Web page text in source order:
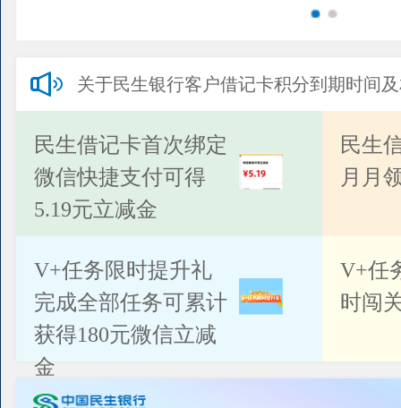
关于民生银行客户借记卡积分到期时间
公告
民生借记卡首次绑定
微信快捷支付可得
5.19元立减金
民生
月月
V+任务限时提升礼
完成全部任务可累计
获得180元微信立减
金
V+任
时闯